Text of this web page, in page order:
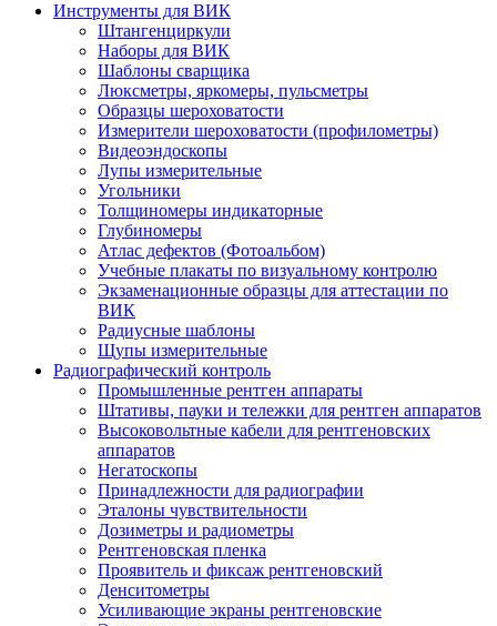
Инструменты для ВИК
Штангенциркули
Наборы для ВИК
Шаблоны сварщика
Люксметры, яркомеры, пульсметры
Образцы шероховатости
Измерители шероховатости (профилометры)
Видеоэндоскопы
Лупы измерительные
Угольники
Толщиномеры индикаторные
Глубиномеры
Атлас дефектов (Фотоальбом)
Учебные плакаты по визуальному контролю
Экзаменационные образцы для аттестации по
ВИК
Радиусные шаблоны
Щупы измерительные
Радиографический контроль
Промышленные рентген аппараты
Штативы, пауки и тележки для рентген аппаратов
Высоковольтные кабели для рентгеновских
аппаратов
Негатоскопы
Принадлежности для радиографии
Эталоны чувствительности
Дозиметры и радиометры
Рентгеновская пленка
Проявитель и фиксаж рентгеновский
Денситометры
Усиливающие экраны рентгеновские